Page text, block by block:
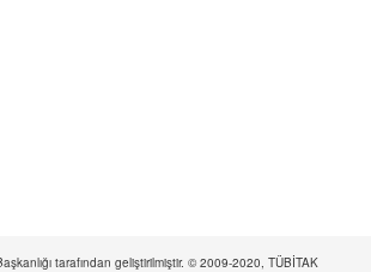
tarafından geliştirilmiştir. © 2009-2020, TÜBİTAK